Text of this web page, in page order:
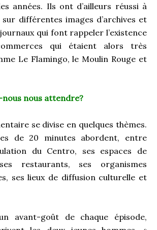
années. Ils ont d’ailleurs réussi à
différentes images d’archives et
qui font rappeler l’existence
qui étaient alors très
Le Flamingo, le Moulin Rouge et
nous attendre?
se divise en quelques thèmes.
de 20 minutes abordent, entre
du Centro, ses espaces de
restaurants, ses organismes
ses lieux de diffusion culturelle et
avant-goût de chaque épisode,